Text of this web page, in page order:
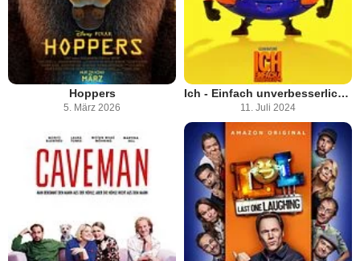
Hoppers
5. März 2026
Ich - Einfach unverbesserlich 4
11. Juli 2024